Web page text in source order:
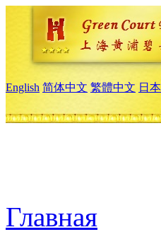
English 简体中文 繁體中文 日
Главная